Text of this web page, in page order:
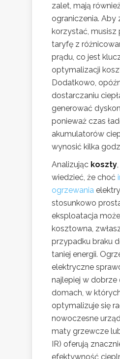
zalet, mają
ograniczenia. Aby
korzystać, musisz
taryfę z
prądu, co jest
optymalizacji
Dodatkowo,
dostarczaniu
generować
ponieważ czas
akumulatorów
wynosić kilka
Analizując koszty
wiedzieć, że choć
ogrzewania
stosunkowo
eksploatacja
kosztowna,
przypadku braku
taniej energii.
elektryczne
najlepiej w
domach, w
optymalizuje się
nowoczesne
maty grzewcze
IR) oferują
efektywność